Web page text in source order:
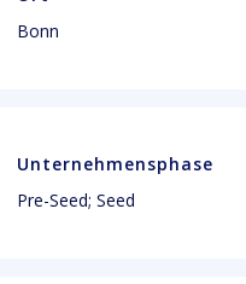
Bonn
Unternehmensphase
Pre-Seed; Seed